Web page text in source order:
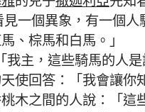
見一個異象，有一個
、棕馬和白馬。」
我主，這些騎馬的人是
使回答：「我會讓你
木之間的人說：「這